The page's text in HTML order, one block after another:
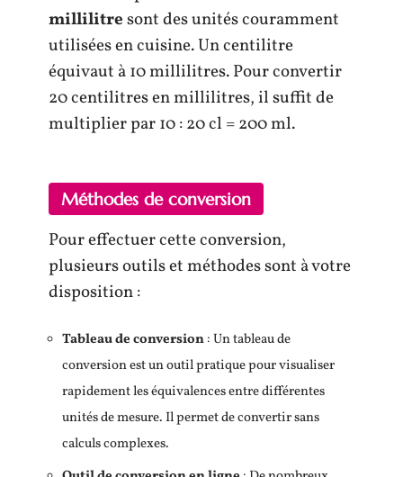
millilitresont des unités couramment
utilisées en cuisine. Un centilitre
équivaut à 10 millilitres. Pour convertir
20 centilitres en millilitres, il suffit de
multiplier par 10 : 20 cl = 200 ml.
Méthodes de conversion
Pour effectuer cette conversion,
plusieurs outils et méthodes sont à votre
disposition :
Tableau de conversion: Un tableau de
conversion est un outil pratique pour visualiser
rapidement les équivalences entre différentes
unités de mesure. Il permet de convertir sans
calculs complexes.